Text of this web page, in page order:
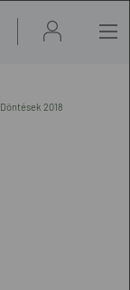
Döntések 2018